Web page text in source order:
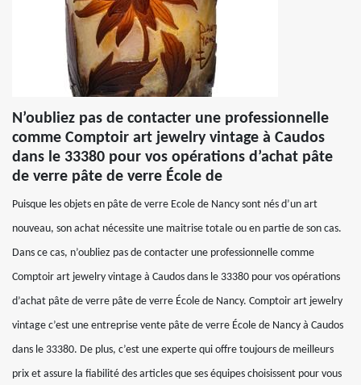
N’oubliez pas de contacter une professionnelle
comme Comptoir art jewelry vintage à Caudos
dans le 33380 pour vos opérations d’achat pâte
de verre pâte de verre École de
Puisque les objets en pâte de verre Ecole de Nancy sont nés d’un art
nouveau, son achat nécessite une maitrise totale ou en partie de son cas.
Dans ce cas, n’oubliez pas de contacter une professionnelle comme
Comptoir art jewelry vintage à Caudos dans le 33380 pour vos opérations
d’achat pâte de verre pâte de verre École de Nancy. Comptoir art jewelry
vintage c’est une entreprise vente pâte de verre École de Nancy à Caudos
dans le 33380. De plus, c’est une experte qui offre toujours de meilleurs
prix et assure la fiabilité des articles que ses équipes choisissent pour vous